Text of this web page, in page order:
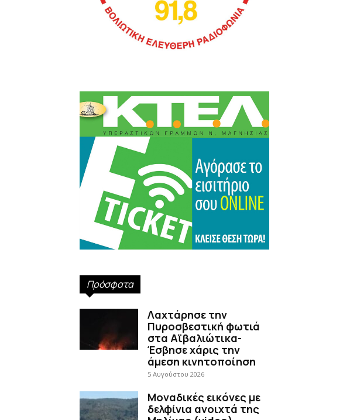
Πρόσφατα
Λαχτάρησε την
Πυροσβεστική φωτιά
στα Αϊβαλιώτικα-
Έσβησε χάρις την
άμεση κινητοποίηση
5 Αυγούστου 2026
Μοναδικές εικόνες με
δελφίνια ανοιχτά της